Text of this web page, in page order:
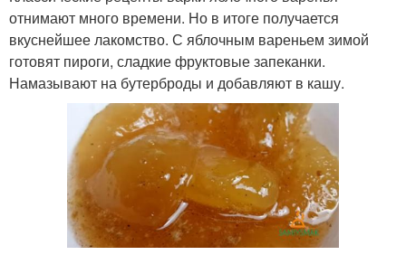
отнимают много времени. Но в итоге получается
вкуснейшее лакомство. С яблочным вареньем зимой
готовят пироги, сладкие фруктовые запеканки.
Намазывают на бутерброды и добавляют в кашу.